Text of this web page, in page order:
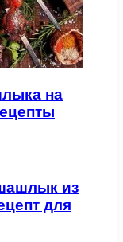
на
из
для